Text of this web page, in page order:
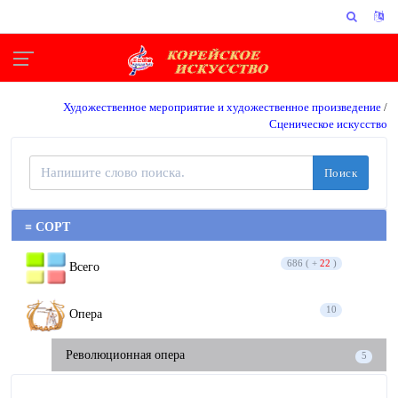
Художественное мероприятие и художественное произведение /
Сценическое искусство
Поиск
≡ СОРТ
Всего 686 ( + 22 )
Опера 10
Революционная опера 5